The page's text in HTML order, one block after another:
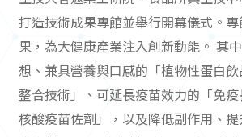
打造技術成果專館並舉行開幕儀式。
果，為大健康產業注入創新動能。 其
想、兼具營養與口感的「植物性蛋白
整合技術」、可延長疫苗效力的「免
核酸疫苗佐劑」，以及降低副作用、